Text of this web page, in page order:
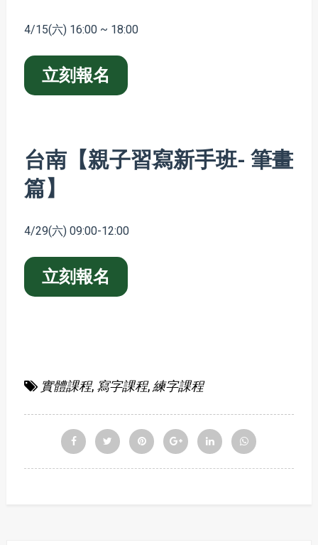
4/15(六) 16:00 ~ 18:00
立刻報名
台南【親子習寫新手班- 筆畫
篇】
4/29(六) 09:00-12:00
立刻報名
實體課程, 寫字課程, 練字課程